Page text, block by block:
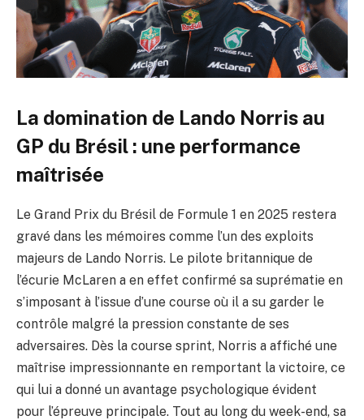
La domination de Lando Norris au
GP du Brésil : une performance
maîtrisée
Le Grand Prix du Brésil de Formule 1 en 2025 restera
gravé dans les mémoires comme l’un des exploits
majeurs de Lando Norris. Le pilote britannique de
l’écurie McLaren a en effet confirmé sa suprématie en
s’imposant à l’issue d’une course où il a su garder le
contrôle malgré la pression constante de ses
adversaires. Dès la course sprint, Norris a affiché une
maîtrise impressionnante en remportant la victoire, ce
qui lui a donné un avantage psychologique évident
pour l’épreuve principale. Tout au long du week-end, sa